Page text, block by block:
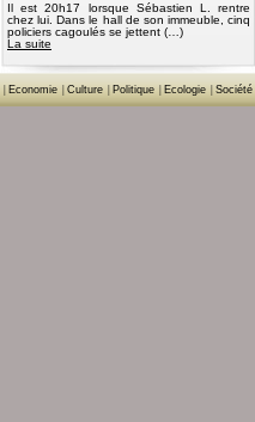
Il est 20h17 lorsque Sébastien L. rentre
chez lui. Dans le hall de son immeuble, cinq
policiers cagoulés se jettent (…)
La suite
Economie Culture Politique Ecologie Société